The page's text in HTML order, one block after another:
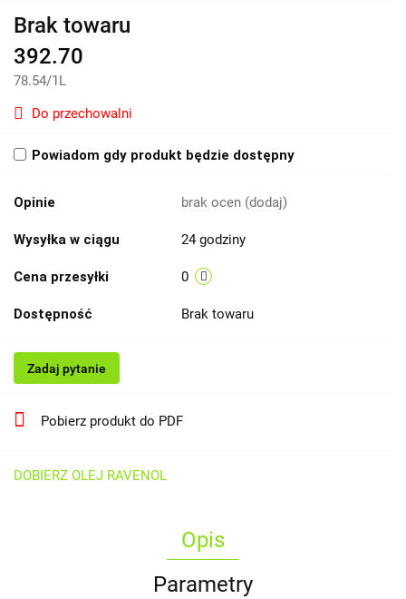
Brak towaru
392.70
78.54/1L
Do przechowalni
Powiadom gdy produkt będzie dostępny
Opinie brak ocen (dodaj)
Wysyłka w ciągu 24 godziny
Cena przesyłki 0
Dostępność Brak towaru
Zadaj pytanie
Pobierz produkt do PDF
DOBIERZ OLEJ RAVENOL
Opis
Parametry